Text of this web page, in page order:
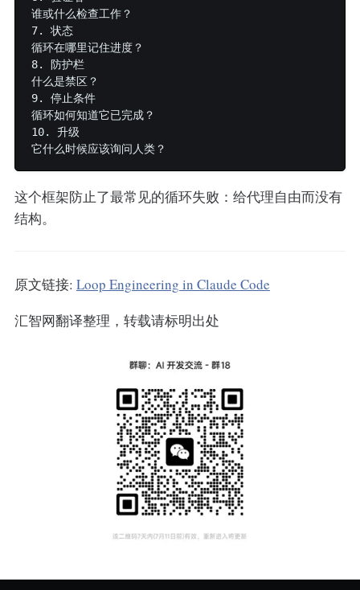
谁或什么检查工作？
7. 状态
循环在哪里记住进度？
8. 防护栏
什么是禁区？
9. 停止条件
循环如何知道它已完成？
10. 升级
这个框架防止了最常见的循环失败：给代理自由而没有
结构。
原文链接: Loop Engineering in Claude Code
汇智网翻译整理，转载请标明出处